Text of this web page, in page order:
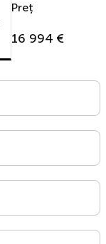
Preț
16 994 €